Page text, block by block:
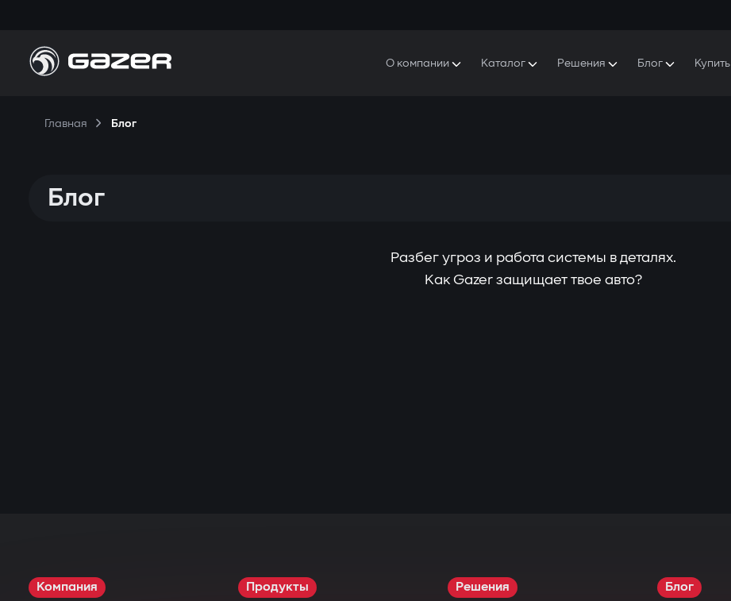
О компании Каталог Решения Блог Купить
Главная Блог
Блог
Разбег угроз и работа системы в деталях.
Как Gazer защищает твое авто?
Компания Продукты Решения Блог